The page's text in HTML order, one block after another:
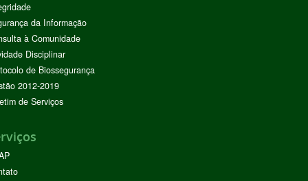
da Informação
à Comunidade
Disciplinar
de Biossegurança
2012-2019
de Serviços